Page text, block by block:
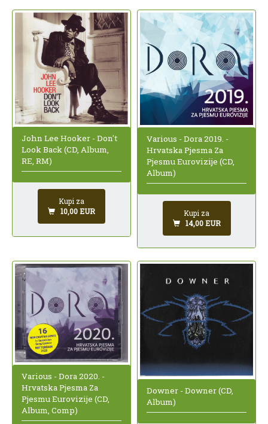
John Lee Hooker - Don't
Look Back (CD, Album,
RE, RM)
Kupi za
10,00 EUR
Various - Dora 2019. -
Hrvatska Pjesma Za
Pjesmu Eurovizije (CD,
Album)
Kupi za
14,00 EUR
Various - Dora 2020. -
Hrvatska Pjesma Za
Pjesmu Eurovizije (CD,
Album, Comp)
Downer - Downer (CD,
Album)